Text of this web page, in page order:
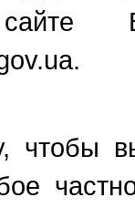
чтобы